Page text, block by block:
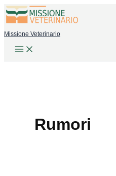
Vai
al
contenuto
Missione Veterinario
Rumori